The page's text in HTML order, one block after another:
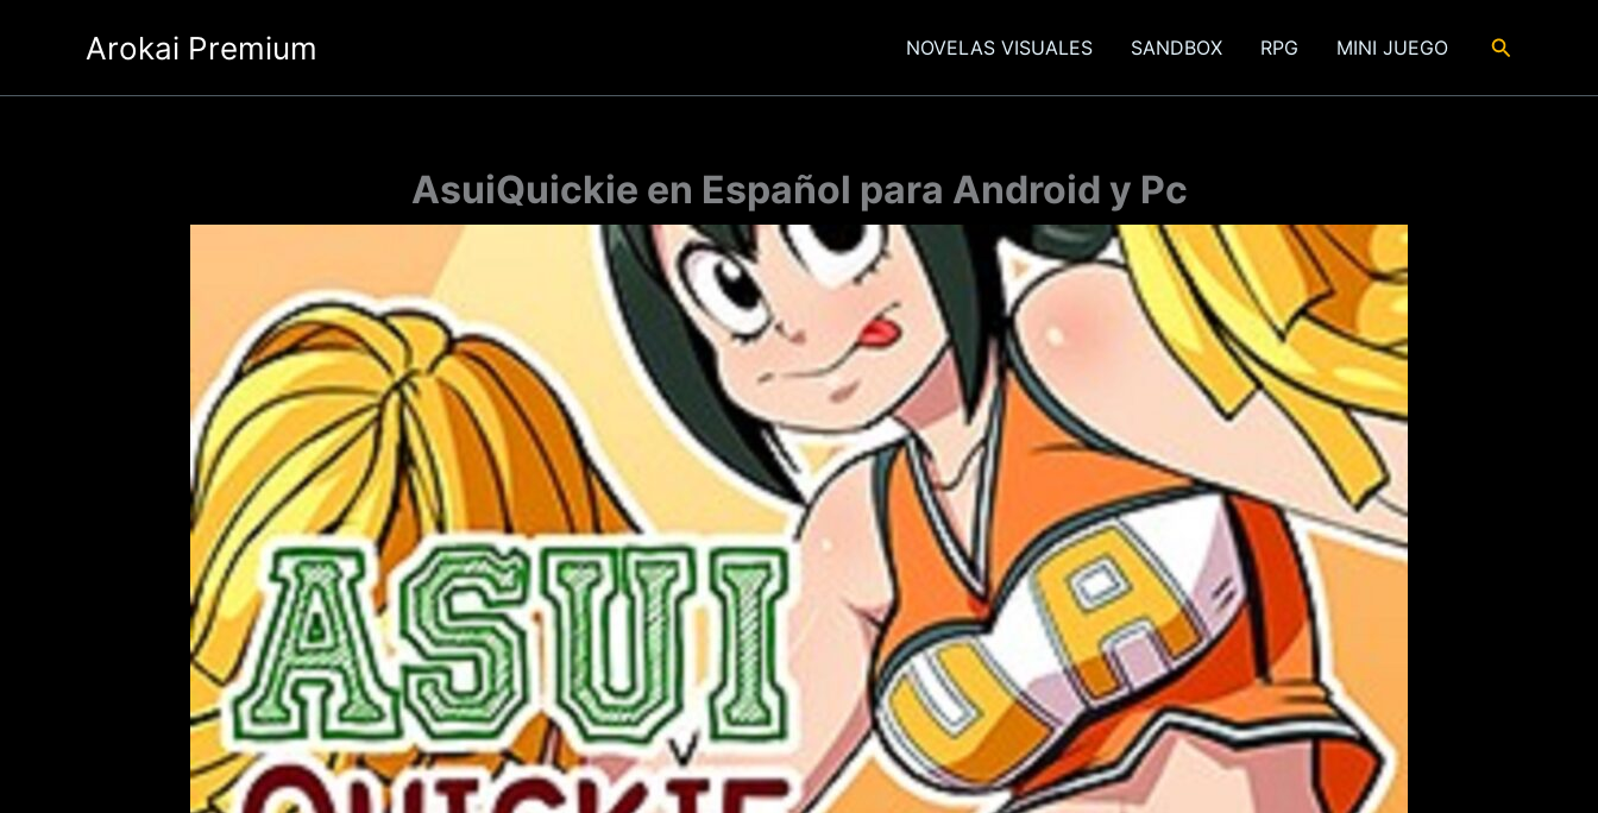
Arokai Premium NOVELAS VISUALES SANDBOX RPG MINI JUEGO Buscar
AsuiQuickie en Español para Android y Pc